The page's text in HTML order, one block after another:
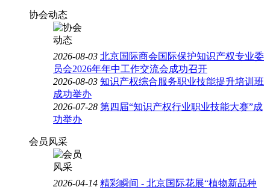
协会动态
2026-08-03 北京国际商会国际保护知识产权专业委
员会2026年年中工作交流会成功召开
2026-08-03 知识产权综合服务职业技能提升培训班
成功举办
2026-07-28 第四届“知识产权行业职业技能大赛”成
功举办
会员风采
2026-04-14 精彩瞬间 - 北京国际花展“植物新品种